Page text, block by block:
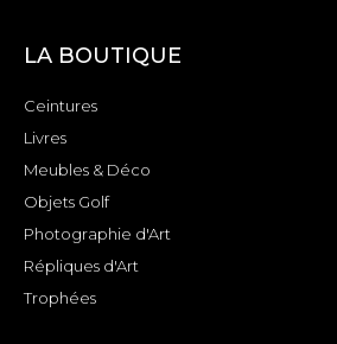
LA BOUTIQUE
Ceintures
Livres
Meubles & Déco
Objets Golf
Photographie d'Art
Répliques d'Art
Trophées